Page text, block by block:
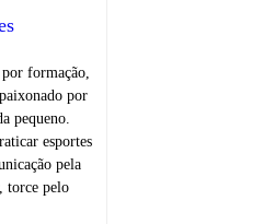
formação,
por
pequeno.
esportes
pela
torce pelo